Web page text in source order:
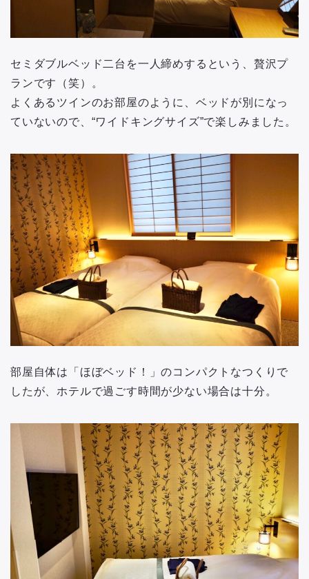
セミダブルベッド二台を一人締めするという、贅沢プ
ランです（笑）。
よくあるツインのお部屋のように、ベッドが別になっ
ていないので、“ワイドキングサイズ”で楽しみました。
部屋自体は「ほぼベッド！」のコンパクトなつくりで
したが、ホテルで過ごす時間が少ない場合は十分。